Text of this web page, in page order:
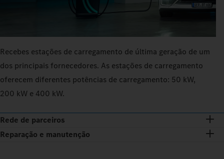
Recebes estações de carregamento de última geração de um
dos principais fornecedores. As estações de carregamento
oferecem diferentes potências de carregamento: 50 kW,
200 kW e 400 kW.
Rede de parceiros
Reparação e manutenção